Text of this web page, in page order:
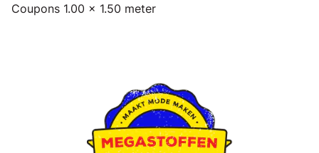
Coupons 1.00 x 1.50 meter